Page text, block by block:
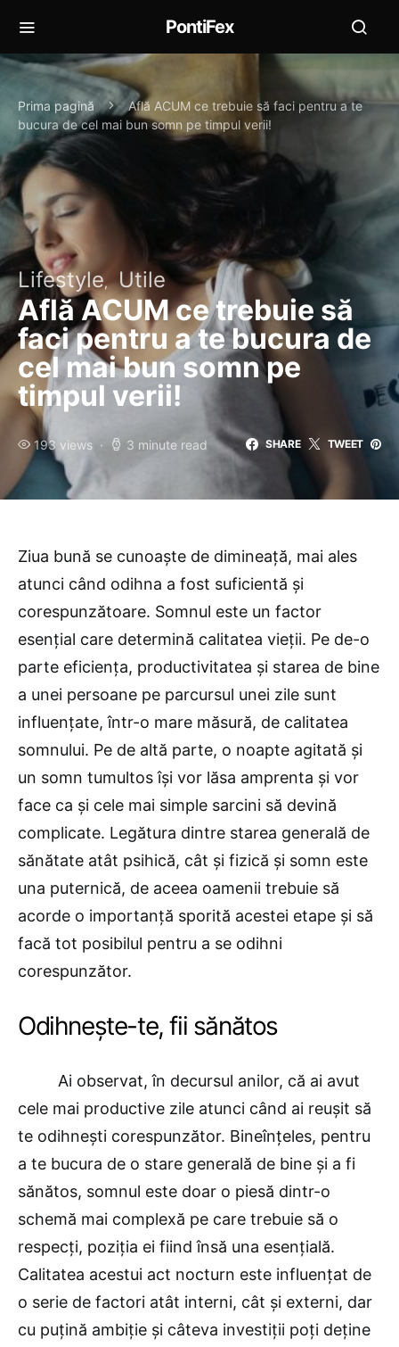
PontiFex
Prima pagină
Află ACUM ce trebuie să faci pentru a te
bucura de cel mai bun somn pe timpul verii!
Lifestyle Utile
Află ACUM ce trebuie să
faci pentru a te bucura de
cel mai bun somn pe
timpul verii!
193 views 3 minute read SHARE TWEET
Ziua bună se cunoaște de dimineață, mai ales
atunci când odihna a fost suficientă și
corespunzătoare. Somnul este un factor
esențial care determină calitatea vieții. Pe de-o
parte eficiența, productivitatea și starea de bine
a unei persoane pe parcursul unei zile sunt
influențate, într-o mare măsură, de calitatea
somnului. Pe de altă parte, o noapte agitată și
un somn tumultos își vor lăsa amprenta și vor
face ca și cele mai simple sarcini să devină
complicate. Legătura dintre starea generală de
sănătate atât psihică, cât și fizică și somn este
una puternică, de aceea oamenii trebuie să
acorde o importanță sporită acestei etape și să
facă tot posibilul pentru a se odihni
corespunzător.
Odihnește-te, fii sănătos
Ai observat, în decursul anilor, că ai avut
cele mai productive zile atunci când ai reușit să
te odihnești corespunzător. Bineînțeles, pentru
a te bucura de o stare generală de bine și a fi
sănătos, somnul este doar o piesă dintr-o
schemă mai complexă pe care trebuie să o
respecți, poziția ei fiind însă una esențială.
Calitatea acestui act nocturn este influențat de
o serie de factori atât interni, cât și externi, dar
cu puțină ambiție și câteva investiții poți deține